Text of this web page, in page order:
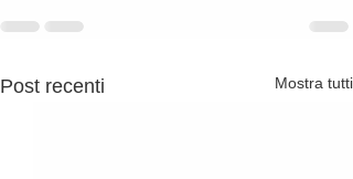
Post recenti Mostra tutti